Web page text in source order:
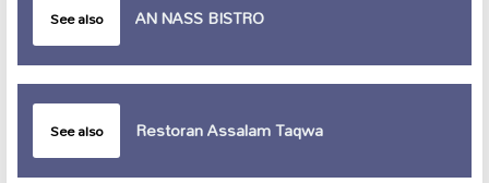
See also AN NASS BISTRO
See also Restoran Assalam Taqwa